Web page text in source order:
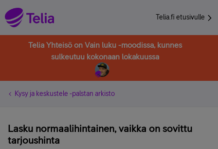
Telia.fi etusivulle
Telia Yhteisö on Vain luku -moodissa, kunnes
sulkeutuu kokonaan lokakuussa
Kysy ja keskustele -palstan arkisto
Lasku normaalihintainen, vaikka on sovittu
tarjoushinta